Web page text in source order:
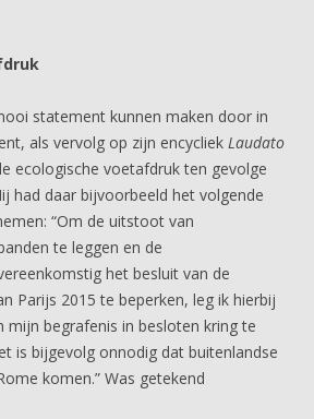
statement kunnen maken door in
als vervolg op zijn encycliek Laudato
ecologische voetafdruk ten gevolge
had daar bijvoorbeeld het volgende
“Om de uitstoot van
te leggen en de
het besluit van de
Parijs 2015 te beperken, leg ik hierbij
begrafenis in besloten kring te
is bijgevolg onnodig dat buitenlandse
komen.” Was getekend